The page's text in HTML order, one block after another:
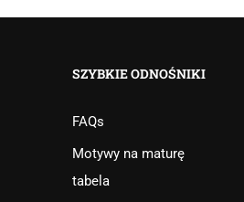
SZYBKIE ODNOŚNIKI
FAQs
Motywy na maturę
tabela